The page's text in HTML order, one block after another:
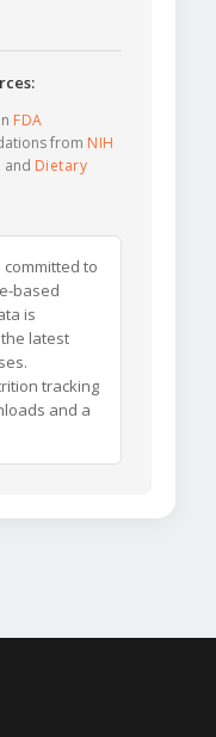
FDA
from NIH
and Dietary
committed to
based
is
latest
tracking
and a